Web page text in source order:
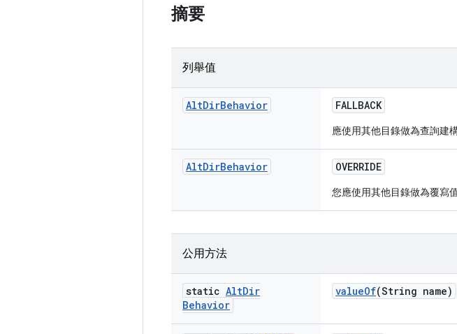
摘要
列舉值
AltDirBehavior FALLBACK
應使用其他目錄做為查詢建
AltDirBehavior OVERRIDE
您應使用其他目錄做為覆寫
公用方法
static AltDir
Behavior
valueOf(String name)